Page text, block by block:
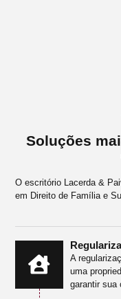
Soluções
O escritório Lacerda &
em Direito de Família e
A
uma
garantir sua